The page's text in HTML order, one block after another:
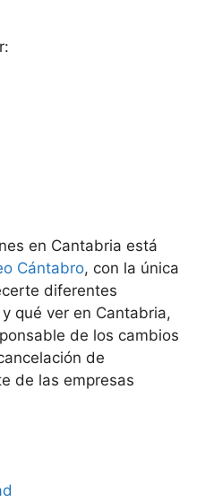
en Cantabria está
Cántabro, con la única
diferentes
qué ver en Cantabria,
de los cambios
de
de las empresas